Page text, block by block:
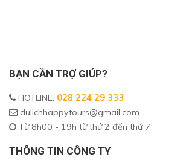
BẠN CẦN TRỢ GIÚP?
HOTLINE: 028 224 29 333
dulichhappytours@gmail.com
Từ 8h00 - 19h từ thứ 2 đến thứ 7
THÔNG TIN CÔNG TY